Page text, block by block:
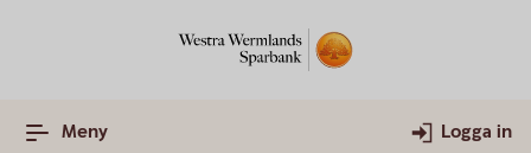
Meny Logga in